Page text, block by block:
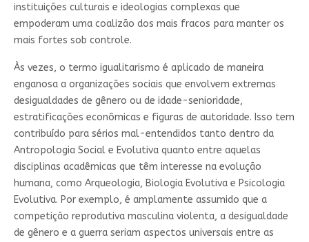
instituições culturais e ideologias complexas que
empoderam uma coalizão dos mais fracos para manter os
mais fortes sob controle.
Às vezes, o termo igualitarismo é aplicado de maneira
enganosa a organizações sociais que envolvem extremas
desigualdades de gênero ou de idade-senioridade,
estratificações econômicas e figuras de autoridade. Isso tem
contribuído para sérios mal-entendidos tanto dentro da
Antropologia Social e Evolutiva quanto entre aquelas
disciplinas acadêmicas que têm interesse na evolução
humana, como Arqueologia, Biologia Evolutiva e Psicologia
Evolutiva. Por exemplo, é amplamente assumido que a
competição reprodutiva masculina violenta, a desigualdade
de gênero e a guerra seriam aspectos universais entre as